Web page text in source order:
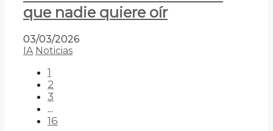
que nadie quiere oír
03/03/2026
IA Noticias
1
2
3
...
16